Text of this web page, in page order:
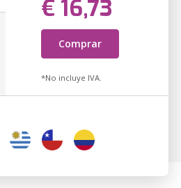
€ 16,73
Comprar
*No incluye IVA.